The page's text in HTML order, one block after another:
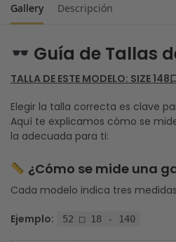
Gallery Descripción
Guía de Tallas
TALLA DE ESTE MODELO: SIZE 148
Elegir la talla correcta es clave
Aquí te explicamos cómo se
la adecuada para ti:
¿Cómo se mide una
Cada modelo indica tres
Ejemplo: 52 □ 18 - 140